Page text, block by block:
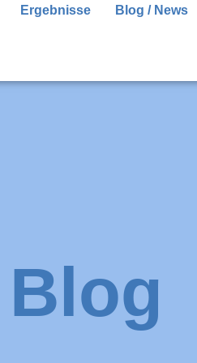
Ergebnisse Blog / News